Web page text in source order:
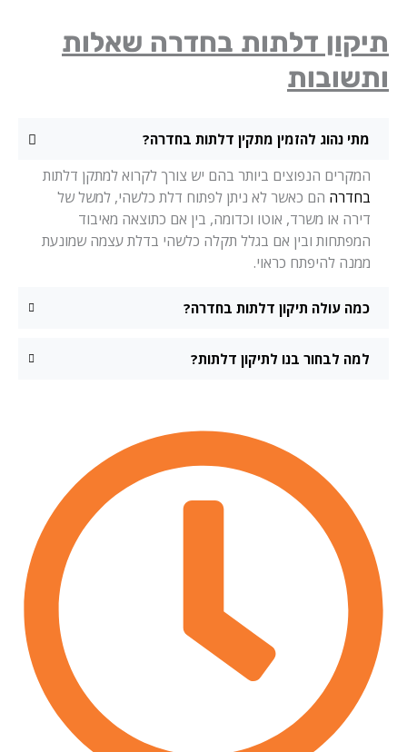
דלתות בחדרה שאלות
מתי נהוג להזמין מתקין דלתות בחדרה?
המקרים הנפוצים ביותר בהם יש צורך לקרוא למתקן דלתות
בחדרההם כאשר לא ניתן לפתוח דלת כלשהי, למשל של
דירה או משרד, אוטו וכדומה, בין אם כתוצאה מאיבוד
המפתחות ובין אם בגלל תקלה כלשהי בדלת עצמה שמונעת
ממנה להיפתח כראוי.
כמה עולה תיקון דלתות בחדרה?
למה לבחור בנו לתיקון דלתות?